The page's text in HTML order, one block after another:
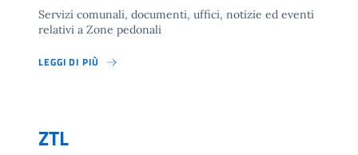
Servizi comunali, documenti, uffici, notizie ed eventi
relativi a Zone pedonali
LEGGI DI PIÙ
ZTL